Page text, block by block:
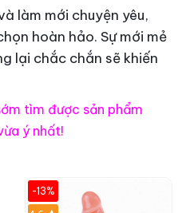
làm mới chuyện yêu,
hoàn hảo. Sự mới mẻ
lại chắc chắn sẽ khiến
tìm được sản phẩm
ý nhất!
-13%